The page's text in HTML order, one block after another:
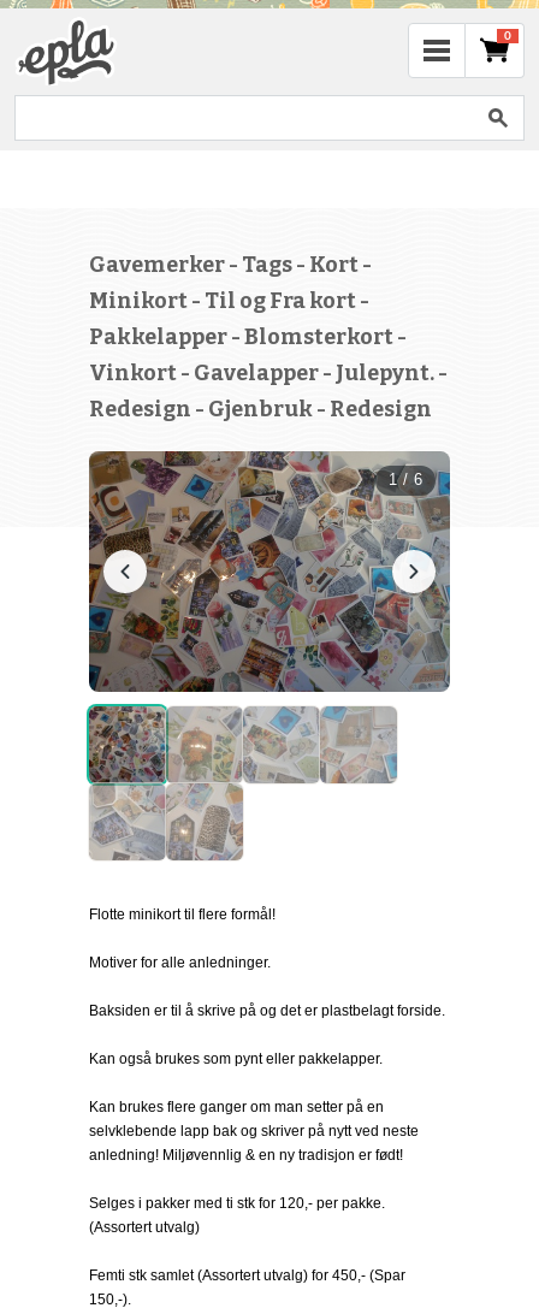
0
Gavemerker - Tags - Kort -
Minikort - Til og Fra kort -
Pakkelapper - Blomsterkort -
Vinkort - Gavelapper - Julepynt. -
Redesign - Gjenbruk - Redesign
1 / 6
Flotte minikort til flere formål!
Motiver for alle anledninger.
Baksiden er til å skrive på og det er plastbelagt forside.
Kan også brukes som pynt eller pakkelapper.
Kan brukes flere ganger om man setter på en
selvklebende lapp bak og skriver på nytt ved neste
anledning! Miljøvennlig & en ny tradisjon er født!
Selges i pakker med ti stk for 120,- per pakke.
(Assortert utvalg)
Femti stk samlet (Assortert utvalg) for 450,- (Spar
150,-).